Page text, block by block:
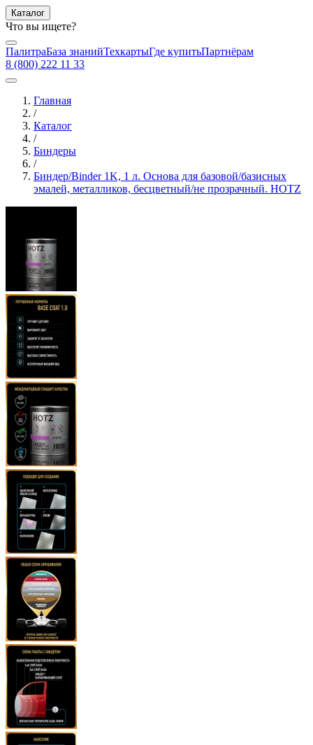
Каталог
Что вы ищете?
ПалитраБаза знанийТехкартыГде купитьПартнёрам
8 (800) 222 11 33
Главная
/
Каталог
/
Биндеры
/
Биндер/Binder 1K, 1 л. Основа для базовой/базисных
эмалей, металликов, бесцветный/не прозрачный. HOTZ